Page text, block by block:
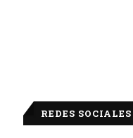
REDES SOCIALES